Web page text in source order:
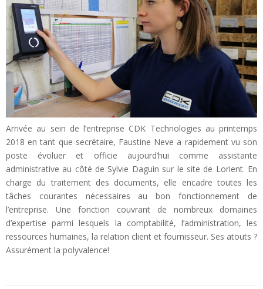
Arrivée au sein de l’entreprise CDK Technologies au printemps
2018 en tant que secrétaire, Faustine Neve a rapidement vu son
poste évoluer et officie aujourd’hui comme assistante
administrative au côté de Sylvie Daguin sur le site de Lorient. En
charge du traitement des documents, elle encadre toutes les
tâches courantes nécessaires au bon fonctionnement de
l’entreprise. Une fonction couvrant de nombreux domaines
d’expertise parmi lesquels la comptabilité, l’administration, les
ressources humaines, la relation client et fournisseur. Ses atouts ?
Assurément la polyvalence!